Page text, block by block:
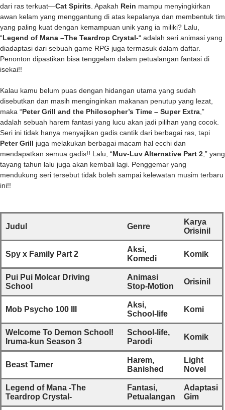
dari ras terkuat―Cat Spirits . Apakah Rein mampu menyingkirkan
awan kelam yang menggantung di atas kepalanya dan membentuk tim
yang paling kuat dengan kemampuan unik yang ia miliki? Lalu,
“Legend of Mana –The Teardrop Crystal-“ adalah seri animasi yang
diadaptasi dari sebuah game RPG juga termasuk dalam daftar.
Penonton dipastikan bisa tenggelam dalam petualangan fantasi di
isekai!!
Kalau kamu belum puas dengan hidangan utama yang sudah
disebutkan dan masih menginginkan makanan penutup yang lezat,
maka “Peter Grill and the Philosopher’s Time – Super Extra ,”
adalah sebuah harem fantasi yang lucu akan jadi pilihan yang cocok.
Seri ini tidak hanya menyajikan gadis cantik dari berbagai ras, tapi
Peter Grill juga melakukan berbagai macam hal ecchi dan
mendapatkan semua gadis!! Lalu, “Muv-Luv Alternative Part 2 ,” yang
tayang tahun lalu juga akan kembali lagi. Penggemar yang
mendukung seri tersebut tidak boleh sampai kelewatan musim terbaru
ini!!
Judul Genre
Karya
Orisinil
Spy x Family Part 2
Aksi,
Komedi
Komik
Pui Pui Molcar Driving
School
Animasi
Stop-Motion
Orisinil
Mob Psycho 100 III
Aksi,
School-life
Komi
Welcome To Demon School!
Iruma-kun Season 3
School-life,
Parodi
Komik
Beast Tamer
Harem,
Banished
Light
Novel
Legend of Mana -The
Teardrop Crystal-
Fantasi,
Petualangan
Adaptasi
Gim